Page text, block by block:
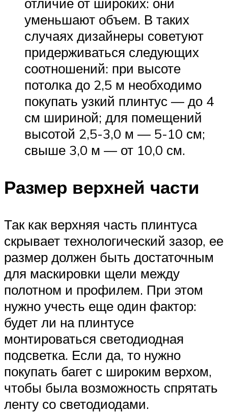
уменьшают объем. В таких
случаях дизайнеры советуют
придерживаться следующих
соотношений: при высоте
потолка до 2,5 м необходимо
покупать узкий плинтус — до 4
см шириной; для помещений
высотой 2,5-3,0 м — 5-10 см;
свыше 3,0 м — от 10,0 см.
Размер верхней части
Так как верхняя часть плинтуса
скрывает технологический зазор, ее
размер должен быть достаточным
для маскировки щели между
полотном и профилем. При этом
нужно учесть еще один фактор:
будет ли на плинтусе
монтироваться светодиодная
подсветка. Если да, то нужно
покупать багет с широким верхом,
чтобы была возможность спрятать
ленту со светодиодами.